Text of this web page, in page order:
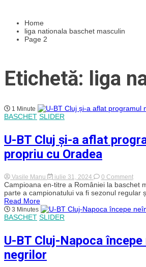
Home
liga nationala baschet masculin
Page 2
Etichetă: liga
1 Minute
BASCHET SLIDER
U-BT Cluj și-a aflat
propriu cu Oradea
Vasile Manu iulie 31, 2024 0 Commenton
U-
BT
Cluj
a
Campioana en-titre a României la baschet
parte a campionatului va fi sezonul regular
Read More
3 Minutes
BASCHET SLIDER
U-BT Cluj-Napoca
negrilor